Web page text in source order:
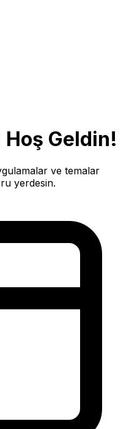
Geldin!
ve temalar
yerdesin.